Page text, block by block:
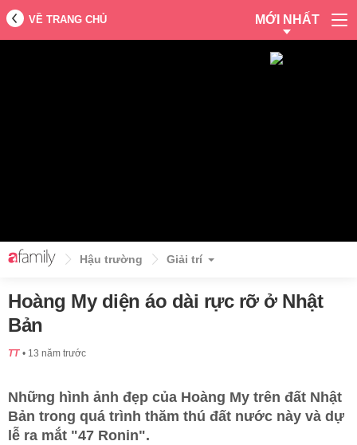
VỀ TRANG CHỦ MỚI NHẤT
Hậu trường Giải trí
Hoàng My diện áo dài rực rỡ ở Nhật
Bản
TT 13 năm trước
Những hình ảnh đẹp của Hoàng My trên đất Nhật
Bản trong quá trình thăm thú đất nước này và dự
lễ ra mắt "47 Ronin".